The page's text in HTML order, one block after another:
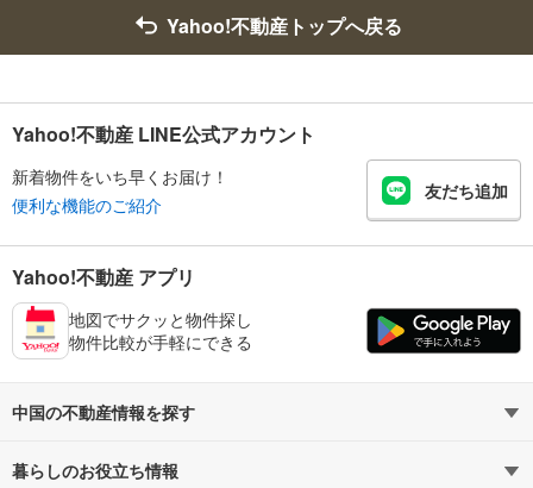
Yahoo!不動産トップへ戻る
Yahoo!不動産 LINE公式アカウント
新着物件をいち早くお届け！
便利な機能のご紹介
友だち追加
Yahoo!不動産 アプリ
地図でサクッと物件探し
物件比較が手軽にできる
中国の不動産情報を探す
不動産・住宅
暮らしのお役立ち情報